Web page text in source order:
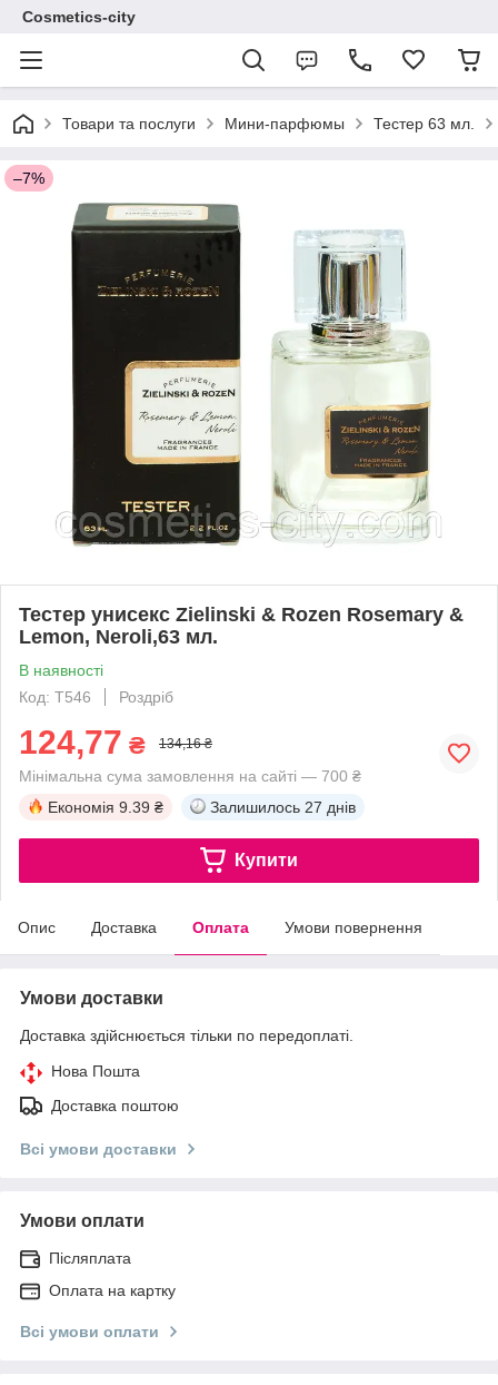
Cosmetics-city
Товари та послуги Мини-парфюмы Тестер 63 мл.
–7%
Тестер унисекс Zielinski & Rozen Rosemary &
Lemon, Neroli,63 мл.
В наявності
Код: T546
Роздріб
124,77 ₴ 134,16 ₴
Мінімальна сума замовлення на сайті — 700 ₴
Економія 9.39 ₴ Залишилось 27 днів
Купити
Опис Доставка Оплата Умови повернення
Умови доставки
Доставка здійснюється тільки по передоплаті.
Нова Пошта
Доставка поштою
Всі умови доставки
Умови оплати
Післяплата
Оплата на картку
Всі умови оплати